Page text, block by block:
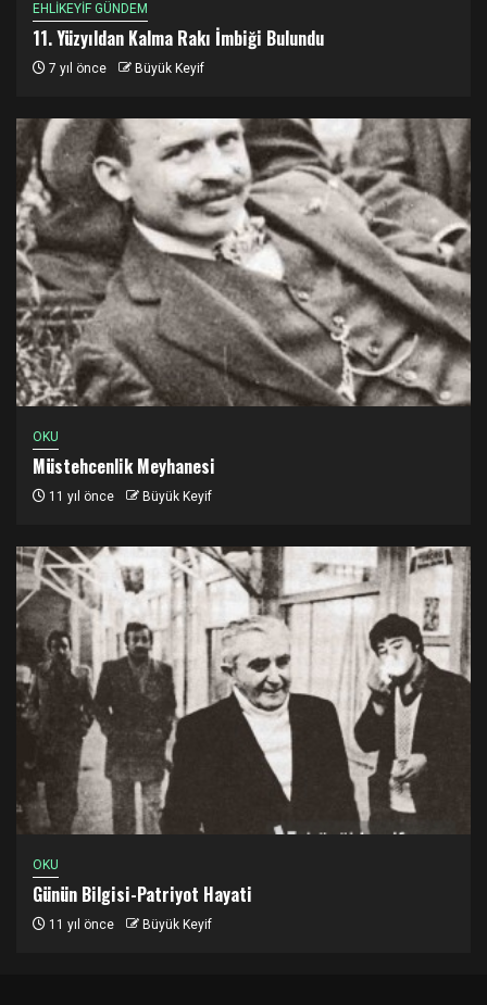
EHLİKEYİF GÜNDEM
11. Yüzyıldan Kalma Rakı İmbiği Bulundu
7 yıl önce Büyük Keyif
OKU
Müstehcenlik Meyhanesi
11 yıl önce Büyük Keyif
OKU
Günün Bilgisi-Patriyot Hayati
11 yıl önce Büyük Keyif